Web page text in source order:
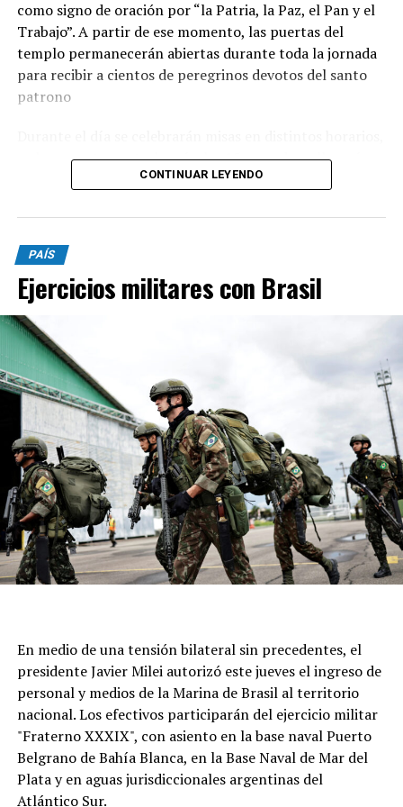
como signo de oración por “la Patria, la Paz, el Pan y el
Trabajo”. A partir de ese momento, las puertas del
templo permanecerán abiertas durante toda la jornada
para recibir a cientos de peregrinos devotos del santo
patrono
y el momento central será a las 15, cuando se llevará
adelante la tradicional procesión con la imagen de San
presidida por monseñor Ernesto Giobando y finalizará
con la santa misa principal.
Desde la parroquia invitaron a toda la comunidad a
participar de la celebración y a acercarse con sus
intenciones y pedidos. “Juntos renovemos la esperanza y
pidamos la intercesión de nuestro Patrono para
alcanzar la gracia que más necesitamos”, señalaron.
Este 7 de agosto, una vez más, la parroquia ubicada en
calle Moreno al 6700 seá epicentro de cientos de fieles
para acompañar al santo y renovar una tradición que
atraviesa generaciones.
CONTINUAR LEYENDO
PAÍS
Ejercicios militares con Brasil
En medio de una tensión bilateral sin precedentes, el
presidente Javier Milei autorizó este jueves el ingreso de
personal y medios de la Marina de Brasil al territorio
nacional. Los efectivos participarán del ejercicio militar
"Fraterno XXXIX", con asiento en la base naval Puerto
Belgrano de Bahía Blanca, en la Base Naval de Mar del
Plata y en aguas jurisdiccionales argentinas del
Atlántico Sur.